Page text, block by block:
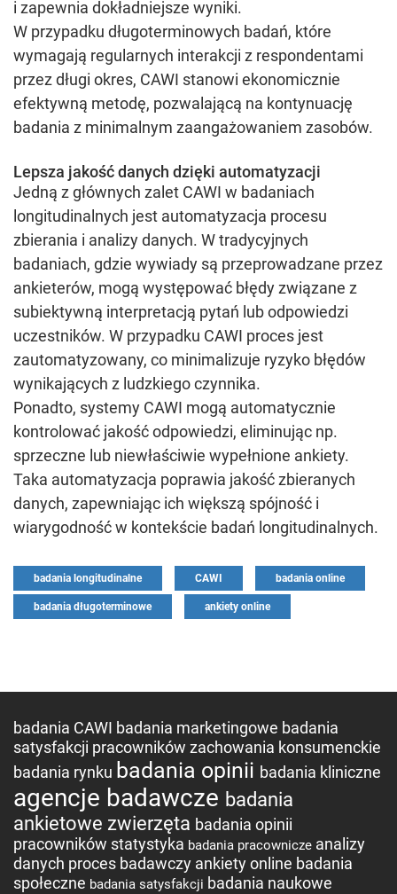
i zapewnia dokładniejsze wyniki.
W przypadku długoterminowych badań, które
wymagają regularnych interakcji z respondentami
przez długi okres, CAWI stanowi ekonomicznie
efektywną metodę, pozwalającą na kontynuację
badania z minimalnym zaangażowaniem zasobów.
Lepsza jakość danych dzięki automatyzacji
Jedną z głównych zalet CAWI w badaniach
longitudinalnych jest automatyzacja procesu
zbierania i analizy danych. W tradycyjnych
badaniach, gdzie wywiady są przeprowadzane przez
ankieterów, mogą występować błędy związane z
subiektywną interpretacją pytań lub odpowiedzi
uczestników. W przypadku CAWI proces jest
zautomatyzowany, co minimalizuje ryzyko błędów
wynikających z ludzkiego czynnika.
Ponadto, systemy CAWI mogą automatycznie
kontrolować jakość odpowiedzi, eliminując np.
sprzeczne lub niewłaściwie wypełnione ankiety.
Taka automatyzacja poprawia jakość zbieranych
danych, zapewniając ich większą spójność i
wiarygodność w kontekście badań longitudinalnych.
badania longitudinalne CAWI badania online
badania długoterminowe ankiety online
badania CAWI badania marketingowe badania
satysfakcji pracowników zachowania konsumenckie
badania rynku badania opinii badania kliniczne
agencje badawcze badania
ankietowe zwierzęta badania opinii
pracowników statystyka badania pracownicze analizy
danych proces badawczy ankiety online badania
społeczne badania satysfakcji badania naukowe